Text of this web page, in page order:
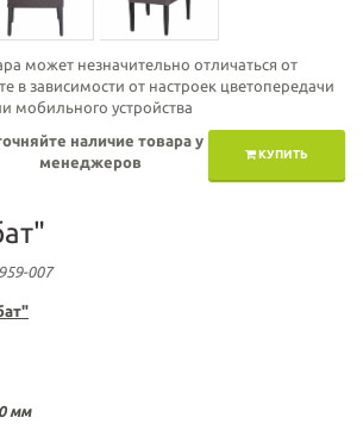
может незначительно отличаться от
в зависимости от настроек цветопередачи
мобильного устройства
КУПИТЬ
наличие товара у
менеджеров
007
мм